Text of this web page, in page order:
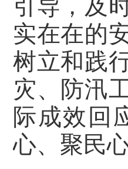
实在在的
树立和践
灾、防汛
际成效回
心、聚民